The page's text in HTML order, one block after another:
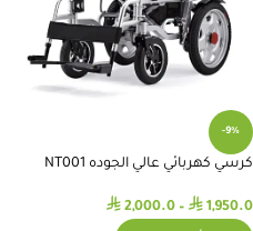
-9%
كرسي كهربائي عالي الجوده NT001
⃁ 1,950.0
–
⃁ 2,000.0